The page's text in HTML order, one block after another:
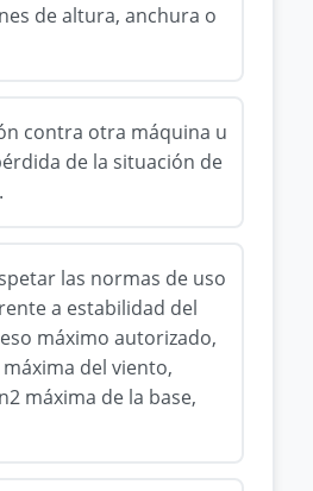
de altura, anchura o
contra otra máquina u
de la situación de
las normas de uso
a estabilidad del
máximo autorizado,
del viento,
máxima de la base,